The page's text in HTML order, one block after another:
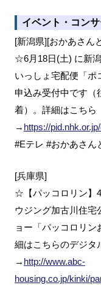
イベント・コンサ
[新潟県][おかあさん
☆6月18日(土) に新
いっしょ宅配便「ポ
申込み受付中です（
着）。詳細はこちら
→ https://
#Eテレ #おかあさん
[兵庫県]
☆【パッコロリン】
ウジング加古川住宅
ョー「パッコロリ
細はこちらのデジタ
→ http://www.abc-
housing.co.jp/kinki/